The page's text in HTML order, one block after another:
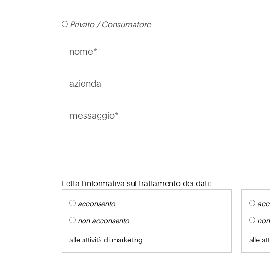
Privato / Consumatore
Letta l'informativa sul trattamento dei dati:
acconsento
non acconsento
alle attività di marketing
alle